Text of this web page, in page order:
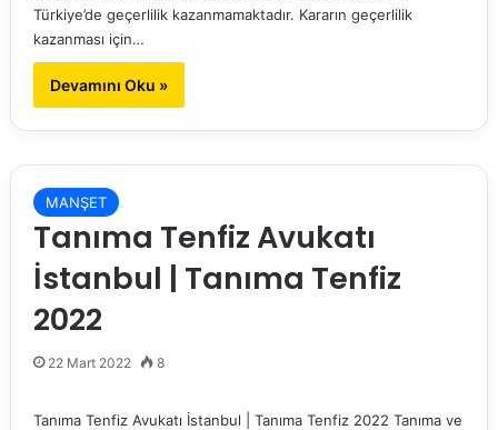
Türkiye’de geçerlilik kazanmamaktadır. Kararın geçerlilik
kazanması için…
Devamını Oku »
MANŞET
Tanıma Tenfiz Avukatı
İstanbul | Tanıma Tenfiz
2022
22 Mart 2022 8
Tanıma Tenfiz Avukatı İstanbul | Tanıma Tenfiz 2022 Tanıma ve